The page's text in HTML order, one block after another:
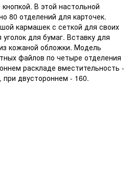
В этой настольной
80 отделений для карточек.
кармашек с сеткой для своих
для бумаг. Вставку для
кожаной обложки. Модель
файлов по четыре отделения
раскладе вместительность -
при двустороннем - 160.